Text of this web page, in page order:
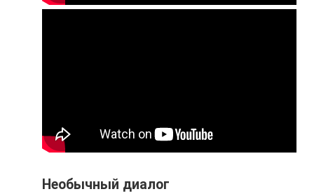
Необычный диалог